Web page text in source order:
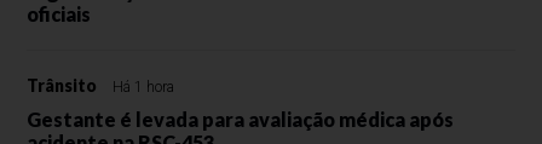
oficiais
Trânsito Há 1 hora
Gestante é levada para avaliação médica após